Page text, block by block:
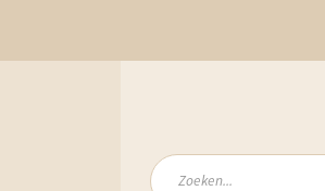
Producten
zoeken